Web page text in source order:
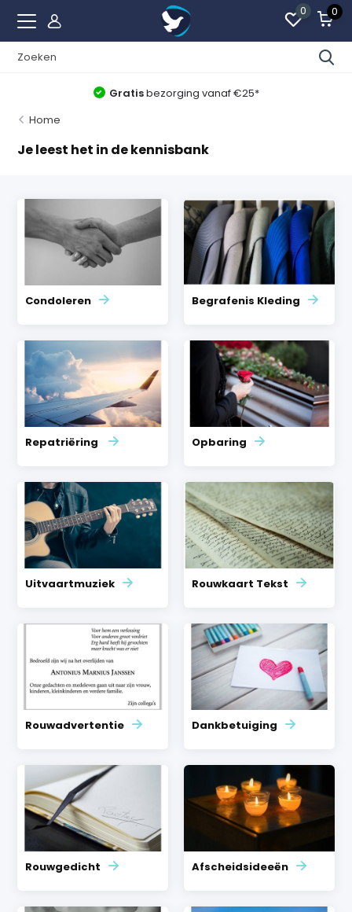
0 0
Gratisbezorging vanaf €25*
Home
Je leest het in de kennisbank
Condoleren Begrafenis Kleding
Repatriëring Opbaring
Uitvaartmuziek Rouwkaart Tekst
Rouwadvertentie Dankbetuiging
Rouwgedicht Afscheidsideeën